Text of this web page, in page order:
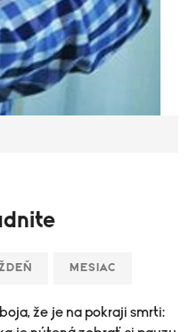
MESIAC
že je na pokraji smrti: